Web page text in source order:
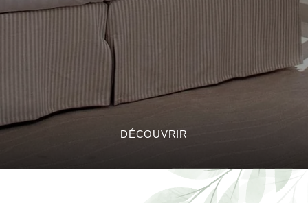
DÉCOUVRIR